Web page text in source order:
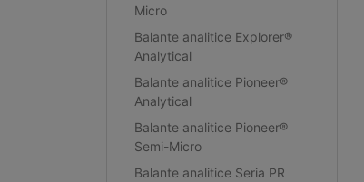
Micro
Balante analitice Explorer®
Analytical
Balante analitice Pioneer®
Analytical
Balante analitice Pioneer®
Semi-Micro
Balante analitice Seria PR